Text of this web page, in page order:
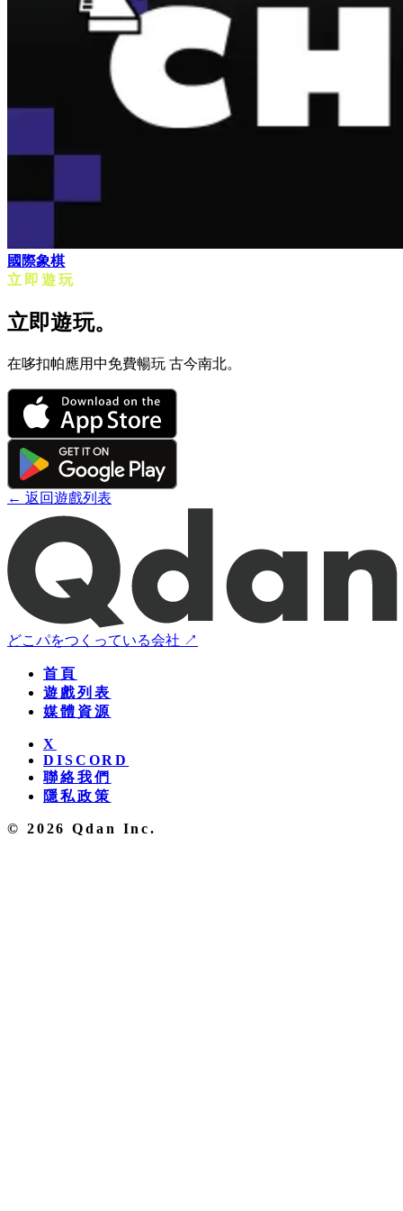
國際象棋
立即遊玩
立即遊玩。
在哆扣帕應用中免費暢玩 古今南北。
← 返回遊戲列表
どこパをつくっている会社 ↗
首頁
遊戲列表
媒體資源
X
DISCORD
聯絡我們
隱私政策
© 2026 Qdan Inc.